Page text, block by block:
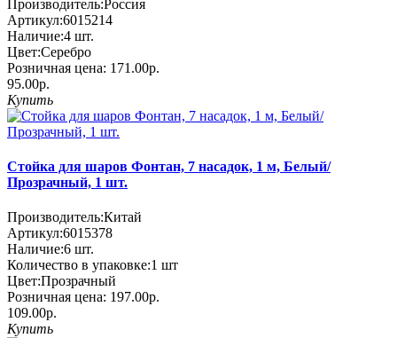
Производитель:Россия
Артикул:6015214
Наличие:4 шт.
Цвет:Серебро
Розничная цена: 171.00р.
95.00р.
Купить
Стойка для шаров Фонтан, 7 насадок, 1 м, Белый/
Прозрачный, 1 шт.
Производитель:Китай
Артикул:6015378
Наличие:6 шт.
Количество в упаковке:1 шт
Цвет:Прозрачный
Розничная цена: 197.00р.
109.00р.
Купить